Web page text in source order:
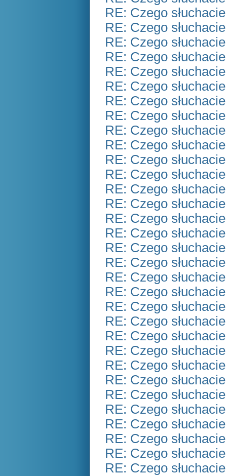
RE: Czego
RE: Czego
RE: Czego
RE: Czego
RE: Czego
RE: Czego
RE: Czego
RE: Czego
RE: Czego
RE: Czego
RE: Czego
RE: Czego
RE: Czego
RE: Czego
RE: Czego
RE: Czego
RE: Czego
RE: Czego
RE: Czego
RE: Czego
RE: Czego
RE: Czego
RE: Czego
RE: Czego
RE: Czego
RE: Czego
RE: Czego
RE: Czego
RE: Czego
RE: Czego
RE: Czego
RE: Czego